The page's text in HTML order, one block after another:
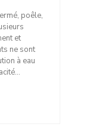
poêle,
et
ne sont
à eau